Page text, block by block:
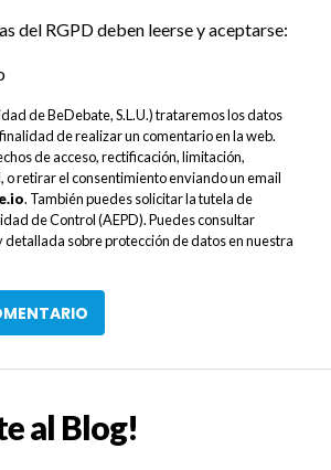
del RGPD deben leerse y aceptarse:
de BeDebate, S.L.U.) trataremos los datos
de realizar un comentario en la web.
de acceso, rectificación, limitación,
o retirar el consentimiento enviando un email
. También puedes solicitar la tutela de
de Control (AEPD). Puedes consultar
sobre protección de datos en nuestra
al Blog!